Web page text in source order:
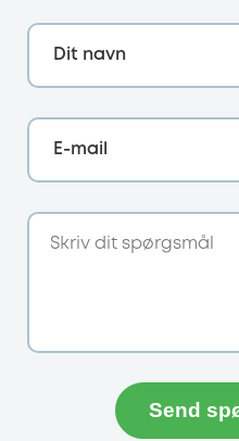
Dit navn
E-mail
Send